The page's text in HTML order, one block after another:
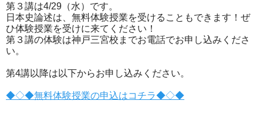
第３講は4/29（水）です。
日本史論述は、無料体験授業を受けることもできます！ぜ
ひ体験授業を受けに来てください！
第３講の体験は神戸三宮校までお電話でお申し込みくださ
い。
第4講以降は以下からお申し込みください。
◆◇◆無料体験授業の申込はコチラ◆◇◆